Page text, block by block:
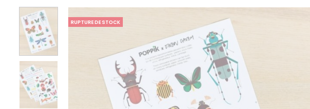
RUPTURE DE STOCK